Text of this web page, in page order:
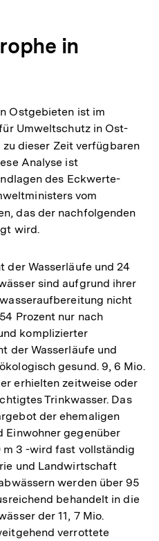
in
Ostgebieten ist im
Umweltschutz in Ost-
dieser Zeit verfügbaren
Analyse ist
des Eckwerte-
vom
das der nachfolgenden
wird.
der Wasserläufe und 24
sind aufgrund ihrer
nicht
Prozent nur nach
komplizierter
der Wasserläufe und
gesund. 9, 6 Mio.
erhielten zeitweise oder
Trinkwasser. Das
der ehemaligen
Einwohner gegenüber
3 -wird fast vollständig
und Landwirtschaft
werden über 95
behandelt in die
der 11, 7 Mio.
verrottete